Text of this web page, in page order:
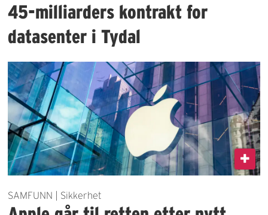
45-milliarders kontrakt for
datasenter i Tydal
SAMFUNN | Sikkerhet